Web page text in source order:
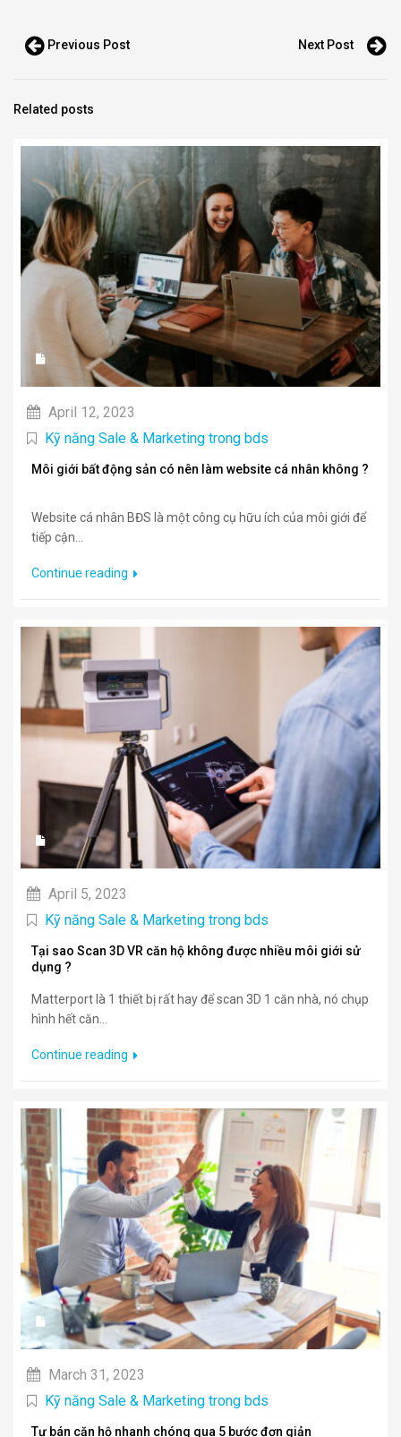
Previous Post Next Post
Related posts
April 12, 2023
Kỹ năng Sale & Marketing trong bds
Môi giới bất động sản có nên làm website cá nhân không ?
Website cá nhân BĐS là một công cụ hữu ích của môi giới để
tiếp cận...
Continue reading
April 5, 2023
Kỹ năng Sale & Marketing trong bds
Tại sao Scan 3D VR căn hộ không được nhiều môi giới sử
dụng ?
Matterport là 1 thiết bị rất hay để scan 3D 1 căn nhà, nó chụp
hình hết căn...
Continue reading
March 31, 2023
Kỹ năng Sale & Marketing trong bds
Tự bán căn hộ nhanh chóng qua 5 bước đơn giản